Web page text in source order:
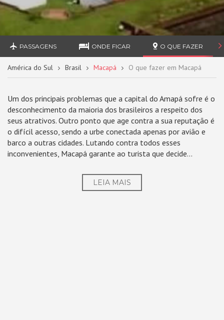
PASSAGENS ONDE FICAR O QUE FAZER
América do Sul Brasil Macapá O que fazer em Macapá
Um dos principais problemas que a capital do Amapá sofre é o
desconhecimento da maioria dos brasileiros a respeito dos
seus atrativos. Outro ponto que age contra a sua reputação é
o difícil acesso, sendo a urbe conectada apenas por avião e
barco a outras cidades. Lutando contra todos esses
inconvenientes, Macapá garante ao turista que decide...
LEIA MAIS